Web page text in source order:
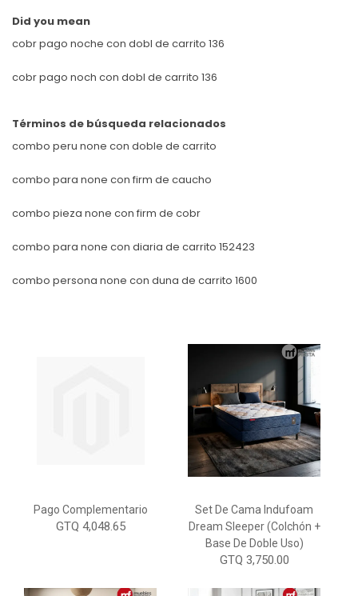
Did you mean
cobr pago noche con dobl de carrito 136
cobr pago noch con dobl de carrito 136
Términos de búsqueda relacionados
combo peru none con doble de carrito
combo para none con firm de caucho
combo pieza none con firm de cobr
combo para none con diaria de carrito 152423
combo persona none con duna de carrito 1600
Pago Complementario
GTQ 4,048.65
Set De Cama Indufoam
Dream Sleeper (Colchón +
Base De Doble Uso)
GTQ 3,750.00